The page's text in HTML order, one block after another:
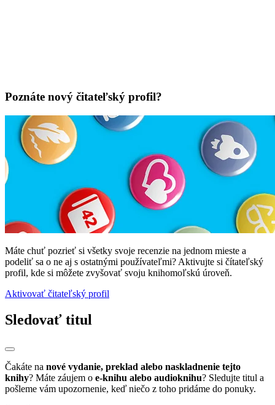
Poznáte nový čitateľský profil?
Máte chuť pozrieť si všetky svoje recenzie na jednom mieste a
podeliť sa o ne aj s ostatnými používateľmi? Aktivujte si čítateľský
profil, kde si môžete zvyšovať svoju knihomoľskú úroveň.
Aktivovať čitateľský profil
Sledovať titul
Čakáte na nové vydanie, preklad alebo naskladnenie tejto
knihy? Máte záujem o e-knihu alebo audioknihu? Sledujte titul a
pošleme vám upozornenie, keď niečo z toho pridáme do ponuky.